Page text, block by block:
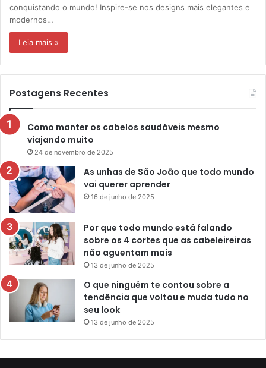
conquistando o mundo! Inspire-se nos designs mais elegantes e
modernos…
Leia mais »
Postagens Recentes
Como manter os cabelos saudáveis mesmo
viajando muito
24 de novembro de 2025
As unhas de São João que todo mundo
vai querer aprender
16 de junho de 2025
Por que todo mundo está falando
sobre os 4 cortes que as cabeleireiras
não aguentam mais
13 de junho de 2025
O que ninguém te contou sobre a
tendência que voltou e muda tudo no
seu look
13 de junho de 2025